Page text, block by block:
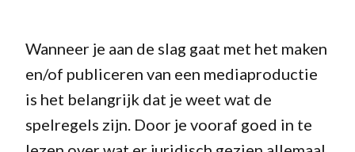
Wanneer je aan de slag gaat met het maken
en/of publiceren van een mediaproductie
is het belangrijk dat je weet wat de
spelregels zijn. Door je vooraf goed in te